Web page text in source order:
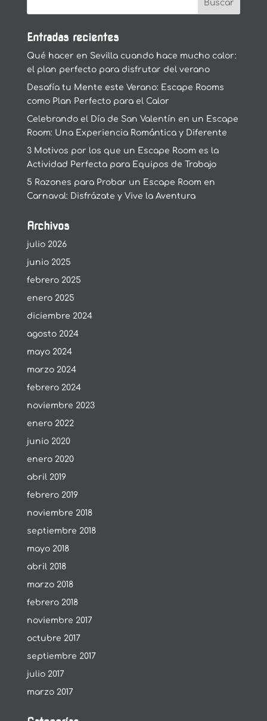
Entradas recientes
Qué hacer en Sevilla cuando hace mucho calor:
el plan perfecto para disfrutar del verano
Desafía tu Mente este Verano: Escape Rooms
como Plan Perfecto para el Calor
Celebrando el Día de San Valentín en un Escape
Room: Una Experiencia Romántica y Diferente
3 Motivos por los que un Escape Room es la
Actividad Perfecta para Equipos de Trabajo
5 Razones para Probar un Escape Room en
Carnaval: Disfrázate y Vive la Aventura
Archivos
julio 2026
junio 2025
febrero 2025
enero 2025
diciembre 2024
agosto 2024
mayo 2024
marzo 2024
febrero 2024
noviembre 2023
enero 2022
junio 2020
enero 2020
abril 2019
febrero 2019
noviembre 2018
septiembre 2018
mayo 2018
abril 2018
marzo 2018
febrero 2018
noviembre 2017
octubre 2017
septiembre 2017
julio 2017
marzo 2017